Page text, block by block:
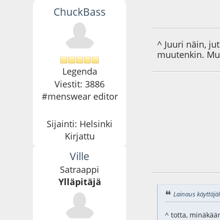
ChuckBass
Legenda
Viestit: 3886
#menswear editor
Sijainti: Helsinki
Kirjattu
^ Juuri näin,
muutenkin.
Ville
Satraappi
Ylläpitäjä
Lainaus
^ totta,